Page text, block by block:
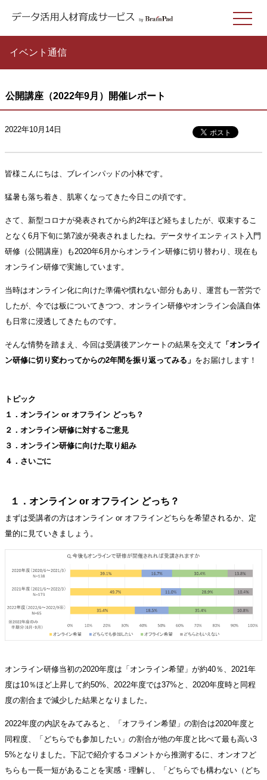
イベント通信
公開講座（2022年9月）開催レポート
2022年10月14日
皆様こんにちは、ブレインパッドの小林です。
猛暑も落ち着き、肌寒くなってきた今日この頃です。
さて、新型コロナが発表されてから約2年ほど経ちましたが、収束するこ
となく6月下旬に第7波が発表されましたね。データサイエンティスト入門
研修（公開講座）も2020年6月からオンライン研修に切り替わり、現在も
オンライン研修で実施しています。
当時はオンライン化に向けた準備や慣れない部分もあり、運営も一苦労で
したが、今では板についてきつつ、オンライン研修やオンライン会議自体
も日常に浸透してきたものです。
そんな情勢を踏まえ、今回は受講後アンケートの結果を交えて 「オンライ
ン研修に切り変わってからの2年間を振り返ってみる」 をお届けします！
トピック
１．オンライン or オフライン どっち？
２．オンライン研修に対するご意見
３．オンライン研修に向けた取り組み
４．さいごに
１．オンライン or オフライン どっち？
まずは受講者の方はオンライン or オフラインどちらを希望されるか、定
量的に見ていきましょう。
オンライン研修当初の2020年度は「オンライン希望」が約40％、2021年
度は10％ほど上昇して約50%、2022年度では37%と、2020年度時と同程
度の割合まで減少した結果となりました。
2022年度の内訳をみてみると、「オフライン希望」の割合は2020年度と
同程度、「どちらでも参加したい」の割合が他の年度と比べて最も高い3
5%となりました。下記で紹介するコメントから推測するに、オンオフど
ちらも一長一短があることを実感・理解し、「どちらでも構わない（どち